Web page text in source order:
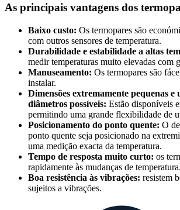
As principais vantagens dos
Baixo custo: Os termopares são
com outros sensores de temperatura.
Durabilidade e estabilidade a altas
medir temperaturas muito elevadas com
Manuseamento: Os termopares são
instalar.
Dimensões extremamente pequenas e
diâmetros possíveis: Estão disponíveis
permitindo uma grande flexibilidade de
Posicionamento do ponto quente: O
ponto quente seja posicionado na
uma medição exacta da temperatura.
Tempo de resposta muito curto: os
rapidamente às mudanças de temperatura.
Boa resistência às vibrações: resistem
sujeitos a vibrações.